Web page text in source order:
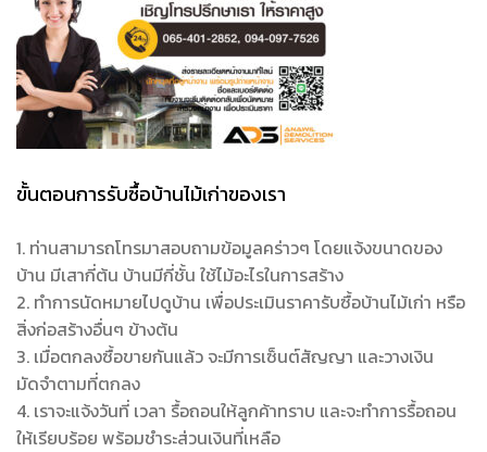
ขั้นตอนการรับซื้อบ้านไม้เก่าของเรา
1. ท่านสามารถโทรมาสอบถามข้อมูลคร่าวๆ โดยแจ้งขนาดของ
บ้าน มีเสากี่ต้น บ้านมีกี่ชั้น ใช้ไม้อะไรในการสร้าง
2. ทำการนัดหมายไปดูบ้าน เพื่อประเมินราคารับซื้อบ้านไม้เก่า หรือ
สิ่งก่อสร้างอื่นๆ ข้างต้น
3. เมื่อตกลงซื้อขายกันแล้ว จะมีการเซ็นต์สัญญา และวางเงิน
มัดจำตามที่ตกลง
4. เราจะแจ้งวันที่ เวลา รื้อถอนให้ลูกค้าทราบ และจะทำการรื้อถอน
ให้เรียบร้อย พร้อมชำระส่วนเงินที่เหลือ